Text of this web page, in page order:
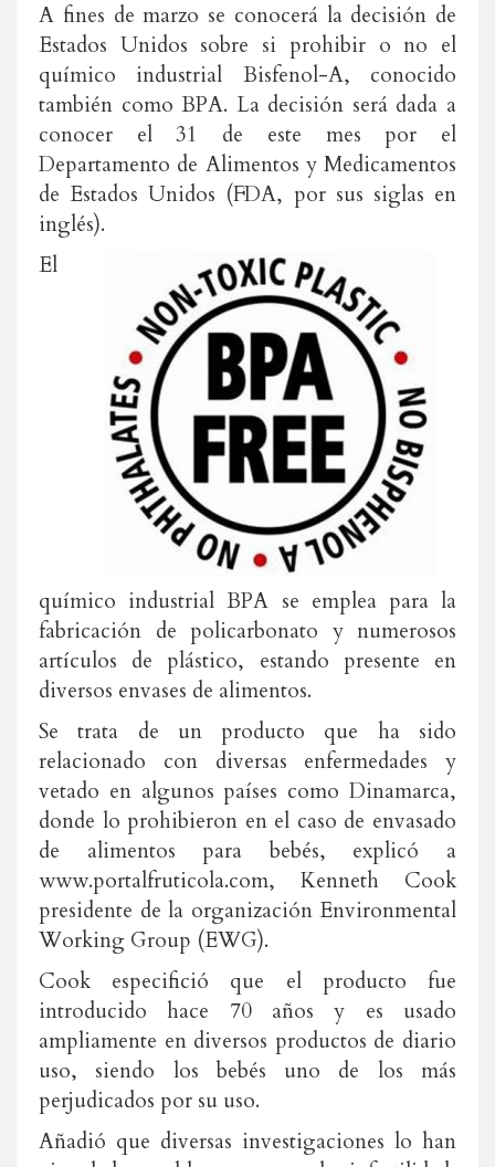
A fines de marzo se conocerá la decisión de
Estados Unidos sobre si prohibir o no el
químico industrial Bisfenol-A, conocido
también como BPA. La decisión será dada a
conocer el 31 de este mes por el
Departamento de Alimentos y Medicamentos
de Estados Unidos (FDA, por sus siglas en
inglés).
El
químico industrial BPA se emplea para la
fabricación de policarbonato y numerosos
artículos de plástico, estando presente en
diversos envases de alimentos.
Se trata de un producto que ha sido
relacionado con diversas enfermedades y
vetado en algunos países como Dinamarca,
donde lo prohibieron en el caso de envasado
de alimentos para bebés, explicó a
www.portalfruticola.com, Kenneth Cook
presidente de la organización Environmental
Working Group (EWG).
Cook especifició que el producto fue
introducido hace 70 años y es usado
ampliamente en diversos productos de diario
uso, siendo los bebés uno de los más
perjudicados por su uso.
Añadió que diversas investigaciones lo han